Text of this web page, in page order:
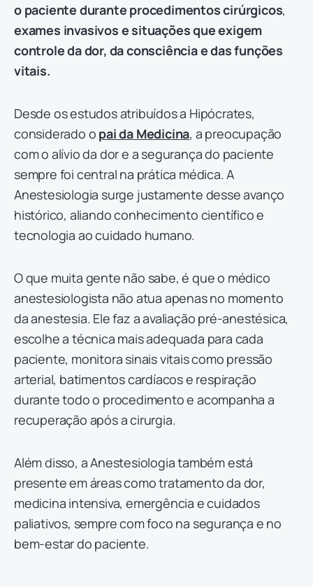
o paciente durante procedimentos cirúrgicos,
exames invasivos e situações que exigem
controle da dor, da consciência e das funções
vitais.
Desde os estudos atribuídos a Hipócrates,
considerado o pai da Medicina, a preocupação
com o alívio da dor e a segurança do paciente
sempre foi central na prática médica. A
Anestesiologia surge justamente desse avanço
histórico, aliando conhecimento científico e
tecnologia ao cuidado humano.
O que muita gente não sabe, é que o médico
anestesiologista não atua apenas no momento
da anestesia. Ele faz a avaliação pré-anestésica,
escolhe a técnica mais adequada para cada
paciente, monitora sinais vitais como pressão
arterial, batimentos cardíacos e respiração
durante todo o procedimento e acompanha a
recuperação após a cirurgia.
Além disso, a Anestesiologia também está
presente em áreas como tratamento da dor,
medicina intensiva, emergência e cuidados
paliativos, sempre com foco na segurança e no
bem-estar do paciente.